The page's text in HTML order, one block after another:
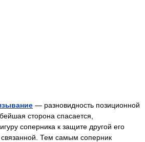
— разновидность позиционной
сторона спасается,
соперника к защите другой его
Тем самым соперник